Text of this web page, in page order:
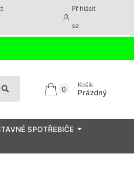
Přihlásit
se
0
Košík
Prázdný
SPOTŘEBIČE